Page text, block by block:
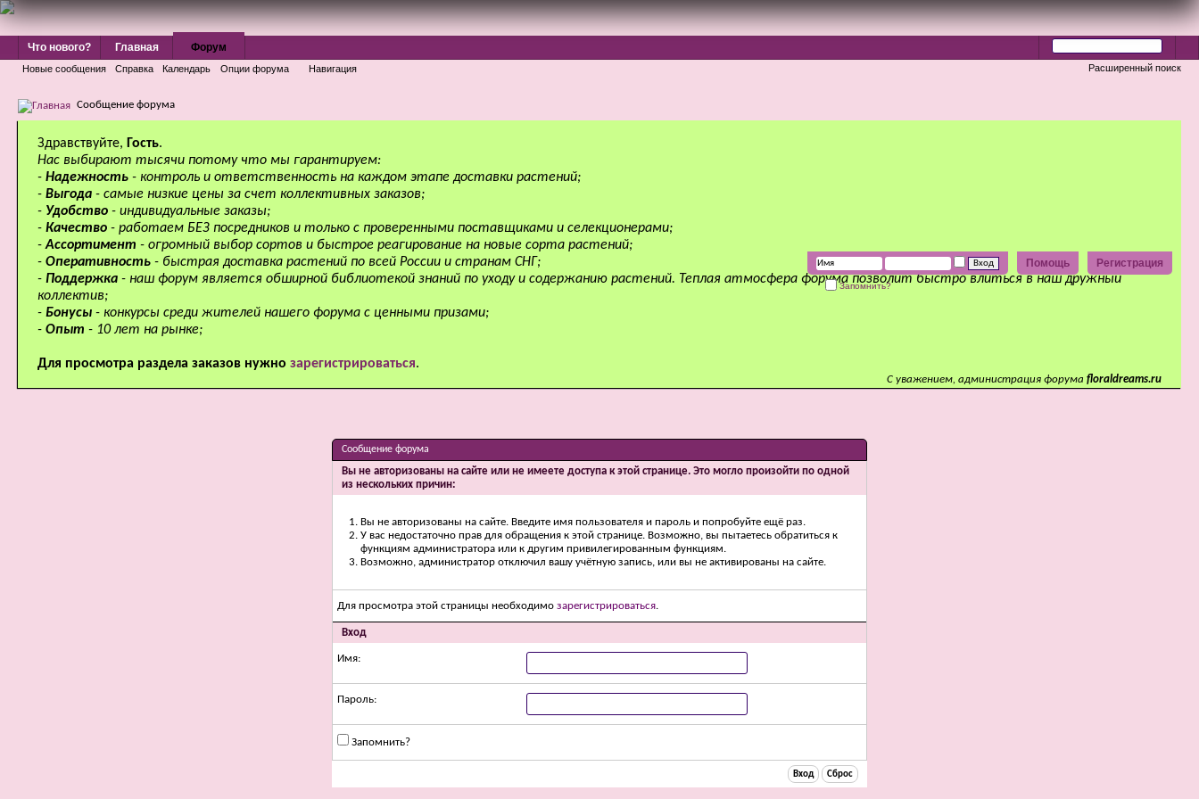
Регистрация
Помощь
Запомнить?
Что нового? Главная Форум
Новые сообщения Справка Календарь Опции форума Навигация Расширенный поиск
Сообщение форума
Здравствуйте, Гость.
Нас выбирают тысячи потому что мы гарантируем:
- Надежность - контроль и ответственность на каждом этапе доставки растений;
- Выгода - самые низкие цены за счет коллективных заказов;
- Удобство - индивидуальные заказы;
- Качество - работаем БЕЗ посредников и только с проверенными поставщиками и селекционерами;
-Ассортимент - огромный выбор сортов и быстрое реагирование на новые сорта растений;
- Оперативность - быстрая доставка растений по всей России и странам СНГ;
- Поддержка - наш форум является обширной библиотекой знаний по уходу и содержанию растений. Теплая атмосфера форума позволит быстро влиться в наш дружный
коллектив;
- Бонусы - конкурсы среди жителей нашего форума с ценными призами;
- Опыт - 10 лет на рынке;
Для просмотра раздела заказов нужно зарегистрироваться.
С уважением, администрация форума floraldreams.ru
Сообщение форума
Вы не авторизованы на сайте или не имеете доступа к этой странице. Это могло произойти по одной
из нескольких причин:
Вы не авторизованы на сайте. Введите имя пользователя и пароль и попробуйте ещё раз.
У вас недостаточно прав для обращения к этой странице. Возможно, вы пытаетесь обратиться к
функциям администратора или к другим привилегированным функциям.
Возможно, администратор отключил вашу учётную запись, или вы не активированы на сайте.
Для просмотра этой страницы необходимо зарегистрироваться.
Вход
Имя:
Пароль:
Запомнить?